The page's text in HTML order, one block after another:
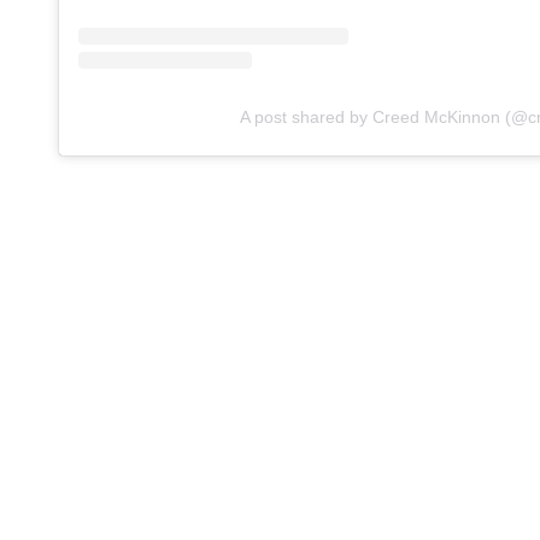
A post shared by Creed McKinnon